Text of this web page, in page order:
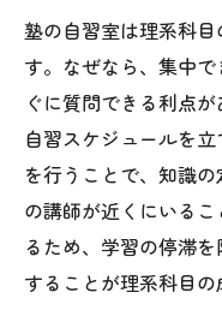
塾の自習室は理系科
す。なぜなら、集中
ぐに質問できる利点
自習スケジュールを
を行うことで、知識
の講師が近くにいる
るため、学習の停滞
することが理系科目の